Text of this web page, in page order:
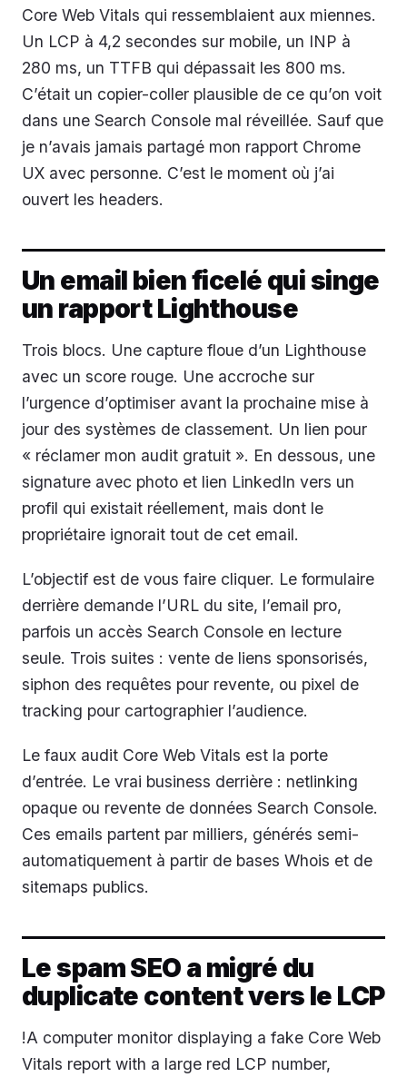
Core Web Vitals qui ressemblaient aux miennes.
Un LCP à 4,2 secondes sur mobile, un INP à
280 ms, un TTFB qui dépassait les 800 ms.
C’était un copier-coller plausible de ce qu’on voit
dans une Search Console mal réveillée. Sauf que
je n’avais jamais partagé mon rapport Chrome
UX avec personne. C’est le moment où j’ai
ouvert les headers.
Un email bien ficelé qui singe
un rapport Lighthouse
Trois blocs. Une capture floue d’un Lighthouse
avec un score rouge. Une accroche sur
l’urgence d’optimiser avant la prochaine mise à
jour des systèmes de classement. Un lien pour
« réclamer mon audit gratuit ». En dessous, une
signature avec photo et lien LinkedIn vers un
profil qui existait réellement, mais dont le
propriétaire ignorait tout de cet email.
L’objectif est de vous faire cliquer. Le formulaire
derrière demande l’URL du site, l’email pro,
parfois un accès Search Console en lecture
seule. Trois suites : vente de liens sponsorisés,
siphon des requêtes pour revente, ou pixel de
tracking pour cartographier l’audience.
Le faux audit Core Web Vitals est la porte
d’entrée. Le vrai business derrière : netlinking
opaque ou revente de données Search Console.
Ces emails partent par milliers, générés semi-
automatiquement à partir de bases Whois et de
sitemaps publics.
Le spam SEO a migré du
duplicate content vers le LCP
!A computer monitor displaying a fake Core Web
Vitals report with a large red LCP number,